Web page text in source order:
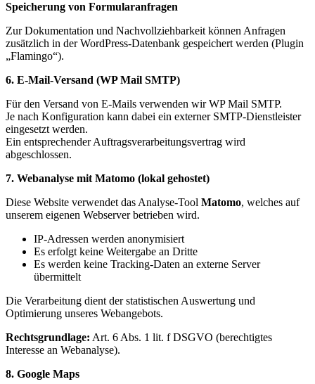
Speicherung von Formularanfragen
Zur Dokumentation und Nachvollziehbarkeit können Anfragen
zusätzlich in der WordPress-Datenbank gespeichert werden (Plugin
„Flamingo“).
6. E-Mail-Versand (WP Mail SMTP)
Für den Versand von E-Mails verwenden wir WP Mail SMTP.
Je nach Konfiguration kann dabei ein externer SMTP-Dienstleister
eingesetzt werden.
Ein entsprechender Auftragsverarbeitungsvertrag wird
abgeschlossen.
7. Webanalyse mit Matomo (lokal gehostet)
Diese Website verwendet das Analyse-Tool Matomo, welches auf
unserem eigenen Webserver betrieben wird.
IP-Adressen werden anonymisiert
Es erfolgt keine Weitergabe an Dritte
Es werden keine Tracking-Daten an externe Server
übermittelt
Die Verarbeitung dient der statistischen Auswertung und
Optimierung unseres Webangebots.
Rechtsgrundlage: Art. 6 Abs. 1 lit. f DSGVO (berechtigtes
Interesse an Webanalyse).
8. Google Maps